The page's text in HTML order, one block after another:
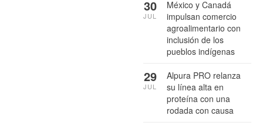
México y Canadá
impulsan comercio
agroalimentario con
inclusión de los
pueblos indígenas
30
JUL
Alpura PRO relanza
su línea alta en
proteína con una
rodada con causa
29
JUL